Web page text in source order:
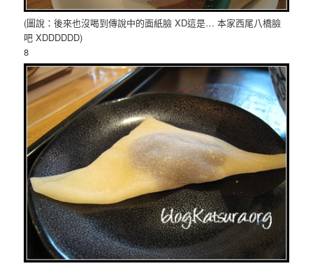
(圖說：後來也沒喝到傳說中的面紙臉 XD這是… 本家西尾八橋臉
吧 XDDDDDD)
8